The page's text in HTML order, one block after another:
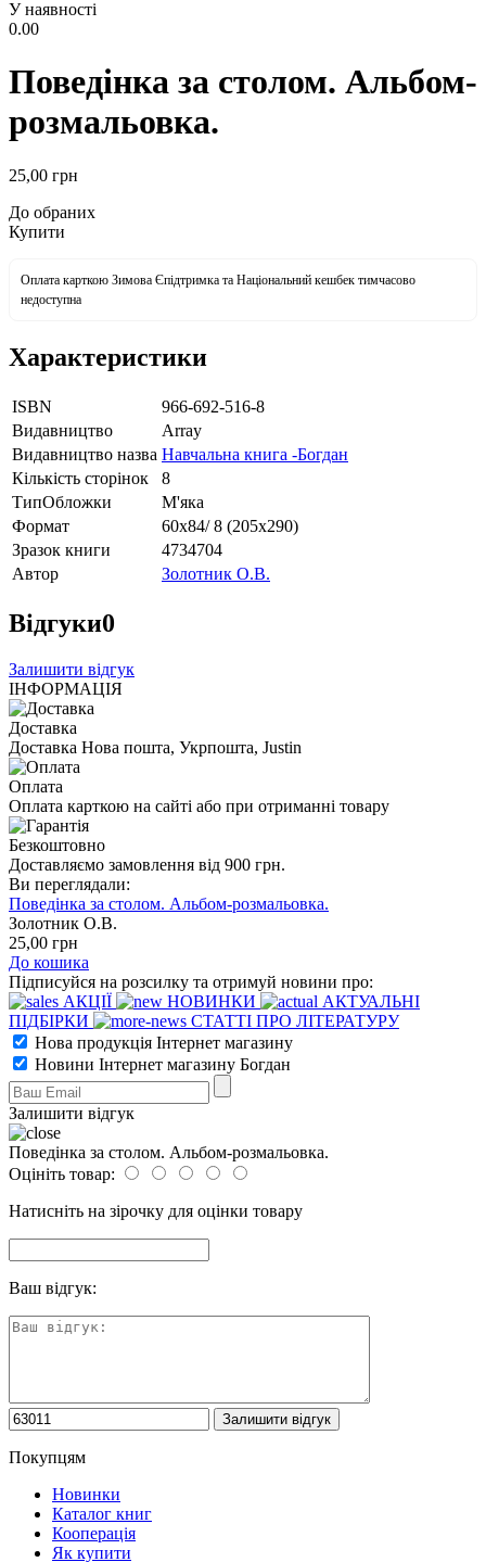
У наявності
0.00
Поведінка за столом. Альбом-
розмальовка.
25,00 грн
До обраних
Купити
Оплата карткою Зимова Єпідтримка та Національний кешбек тимчасово
недоступна
Характеристики
ISBN
966-692-516-8
Видавництво
Array
Видавництво назва Навчальна книга -Богдан
Кількість сторінок
8
ТипОбложки
М'яка
Формат
60х84/ 8 (205х290)
Зразок книги
4734704
Автор
Золотник О.В.
Відгуки0
Залишити відгук
ІНФОРМАЦІЯ
Доставка
Доставка Нова пошта, Укрпошта, Justin
Оплата
Оплата карткою на сайті або при отриманні товару
Безкоштовно
Доставляємо замовлення від 900 грн.
Ви переглядали:
Поведінка за столом. Альбом-розмальовка.
Золотник О.В.
25,00 грн
До кошика
Підписуйся на розсилку та отримуй новини про:
АКЦІЇ
НОВИНКИ
АКТУАЛЬНІ
ПІДБІРКИ
СТАТТІ ПРО ЛІТЕРАТУРУ
Нова продукція Інтернет магазину
Новини Інтернет магазину Богдан
Залишити відгук
Поведінка за столом. Альбом-розмальовка.
Оцініть товар:
Натисніть на зірочку для оцінки товару
Ваш відгук:
Покупцям
Новинки
Каталог книг
Кооперація
Як купити